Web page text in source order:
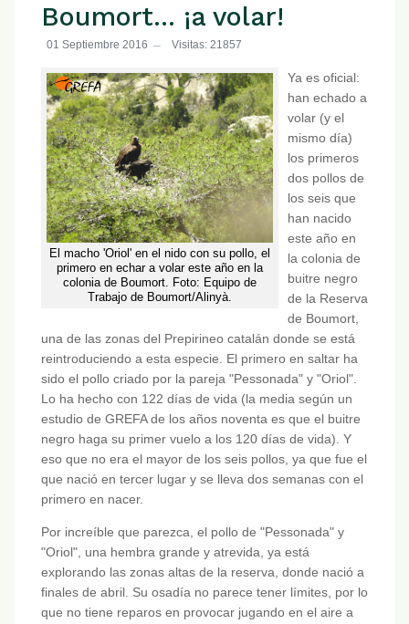
Boumort... ¡a volar!
01 Septiembre 2016 Visitas: 21857
El macho 'Oriol' en el nido con su pollo, el
primero en echar a volar este año en la
colonia de Boumort. Foto: Equipo de
Trabajo de Boumort/Alinyà.
Ya es oficial:
han echado a
volar (y el
mismo día)
los primeros
dos pollos de
los seis que
han nacido
este año en
la colonia de
buitre negro
de la Reserva
de Boumort,
una de las zonas del Prepirineo catalán donde se está
reintroduciendo a esta especie. El primero en saltar ha
sido el pollo criado por la pareja "Pessonada" y "Oriol".
Lo ha hecho con 122 días de vida (la media según un
estudio de GREFA de los años noventa es que el buitre
negro haga su primer vuelo a los 120 días de vida). Y
eso que no era el mayor de los seis pollos, ya que fue el
que nació en tercer lugar y se lleva dos semanas con el
primero en nacer.
Por increíble que parezca, el pollo de "Pessonada" y
"Oriol", una hembra grande y atrevida, ya está
explorando las zonas altas de la reserva, donde nació a
finales de abril. Su osadía no parece tener límites, por lo
que no tiene reparos en provocar jugando en el aire a